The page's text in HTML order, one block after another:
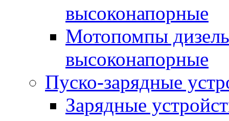
высоконапорные
Мотопомпы
высоконапорные
Пуско-зарядные
Зарядные